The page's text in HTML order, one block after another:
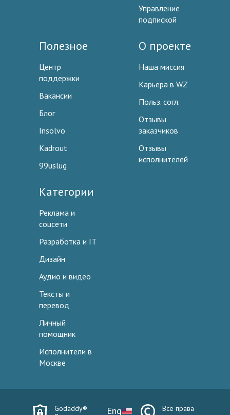
Управление
подпиской
Полезное
Центр
поддержки
Вакансии
Блог
Insolvo
Kadrout
99uslug
О проекте
Наша миссия
Карьера в WZ
Польз. согл.
Отзывы
заказчиков
Отзывы
исполнителей
Категории
Реклама и
соцсети
Разработка и IT
Дизайн
Аудио и видео
Тексты и
перевод
Личный
помощник
Исполнители в
Москве
Godaddy® Eng
Все права